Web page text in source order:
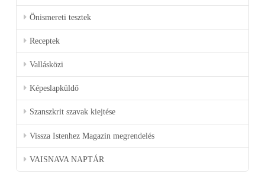
Önismereti tesztek
Receptek
Vallásközi
Képeslapküldő
Szanszkrit szavak kiejtése
Vissza Istenhez Magazin megrendelés
VAISNAVA NAPTÁR